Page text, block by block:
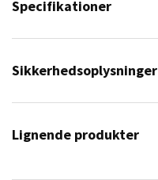
Specifikationer
Sikkerhedsoplysninger
Lignende produkter